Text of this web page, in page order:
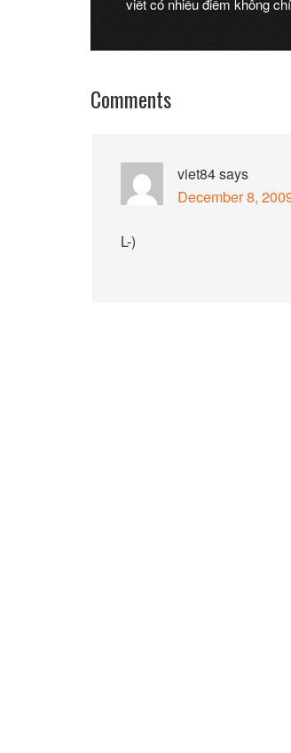
viết có nhiều điểm không
Comments
viet84says
December 8,
L-)